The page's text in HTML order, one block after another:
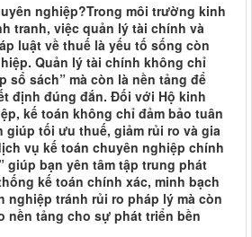
nghiệp?Trong môi trường kinh
tranh, việc quản lý tài chính và
luật về thuế là yếu tố sống còn
Quản lý tài chính không chỉ
sổ sách” mà còn là nền tảng để
định đúng đắn. Đối với Hộ kinh
kế toán không chỉ đảm bảo tuân
giúp tối ưu thuế, giảm rủi ro và gia
vụ kế toán chuyên nghiệp chính
giúp bạn yên tâm tập trung phát
kế toán chính xác, minh bạch
nghiệp tránh rủi ro pháp lý mà còn
nền tảng cho sự phát triển bền